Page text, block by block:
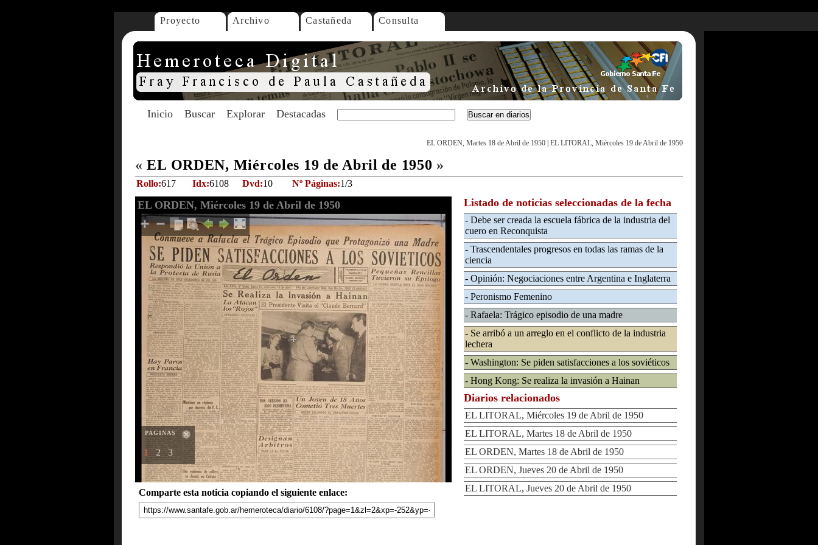
Proyecto Archivo Castañeda Consulta
Inicio Buscar Explorar Destacadas
EL ORDEN, Martes 18 de Abril de 1950 EL LITORAL, Miércoles 19 de Abril de 1950
« EL ORDEN, Miércoles 19 de Abril de 1950 »
Rollo:617 Idx:6108 Dvd:10 Nº Páginas:1/3
EL ORDEN, Miércoles 19 de Abril de 1950
PAGINAS
1 2 3
Comparte esta noticia copiando el siguiente enlace:
Listado de noticias seleccionadas de la fecha
- Debe ser creada la escuela fábrica de la industria del
cuero en Reconquista
- Trascendentales progresos en todas las ramas de la
ciencia
- Opinión: Negociaciones entre Argentina e Inglaterra
- Peronismo Femenino
- Rafaela: Trágico episodio de una madre
- Se arribó a un arreglo en el conflicto de la industria
lechera
- Washington: Se piden satisfacciones a los soviéticos
- Hong Kong: Se realiza la invasión a Hainan
Diarios relacionados
EL LITORAL, Miércoles 19 de Abril de 1950
EL LITORAL, Martes 18 de Abril de 1950
EL ORDEN, Martes 18 de Abril de 1950
EL ORDEN, Jueves 20 de Abril de 1950
EL LITORAL, Jueves 20 de Abril de 1950